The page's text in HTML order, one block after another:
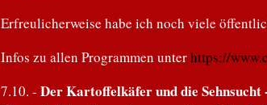
Ins Neuland -
Reise
Erfreulicherweise habe ich noch viele
Infos zu allen Programmen unterhttps://
7.10. - Der Kartoffelkäfer und die